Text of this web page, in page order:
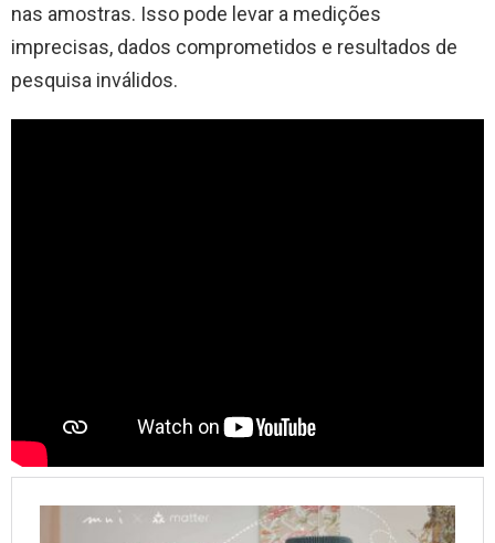
nas amostras. Isso pode levar a medições
imprecisas, dados comprometidos e resultados de
pesquisa inválidos.